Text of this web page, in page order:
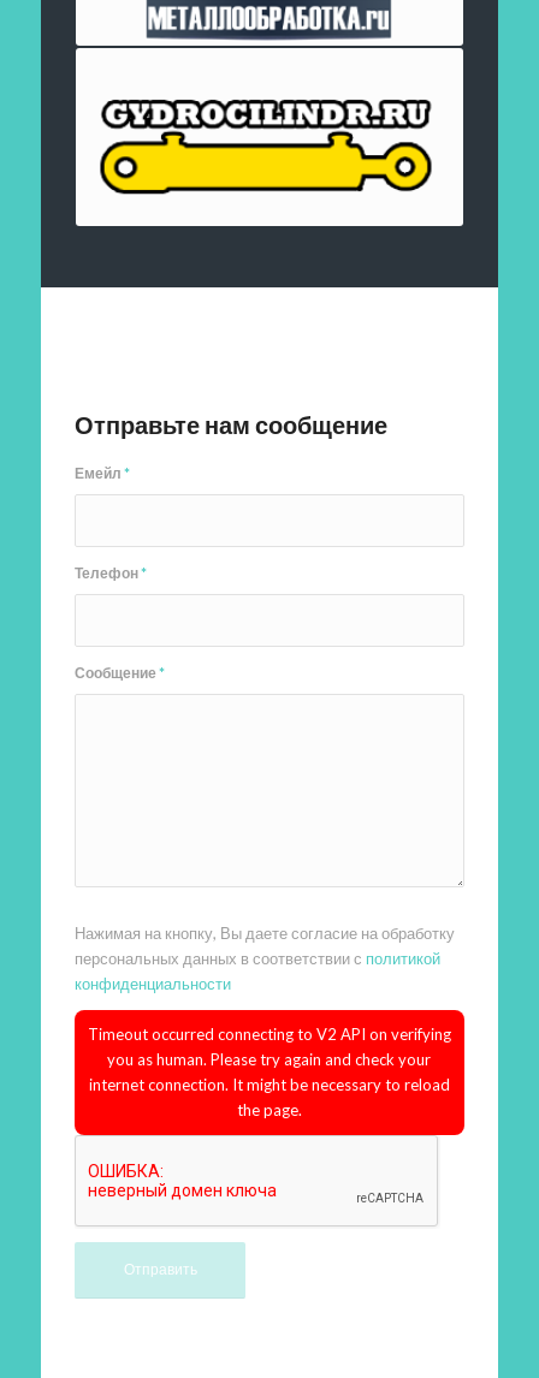
Отправьте нам сообщение
Емейл*
Телефон*
Сообщение*
Нажимая на кнопку, Вы даете согласие на обработку
персональных данных в соответствии с политикой
конфиденциальности
Timeout occurred connecting to V2 API on verifying
you as human. Please try again and check your
internet connection. It might be necessary to reload
the page.